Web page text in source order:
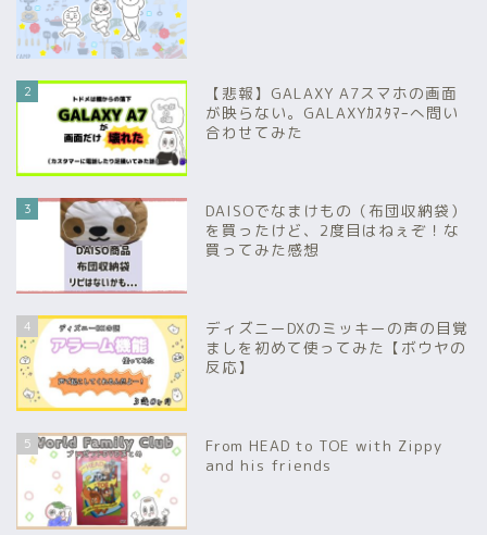
2
【悲報】GALAXY A7スマホの画面
が映らない。GALAXYｶｽﾀﾏｰへ問い
合わせてみた
3
DAISOでなまけもの（布団収納袋）
を買ったけど、2度目はねぇぞ！な
買ってみた感想
4
ディズニーDXのミッキーの声の目覚
ましを初めて使ってみた【ボウヤの
反応】
5
From HEAD to TOE with Zippy
and his friends